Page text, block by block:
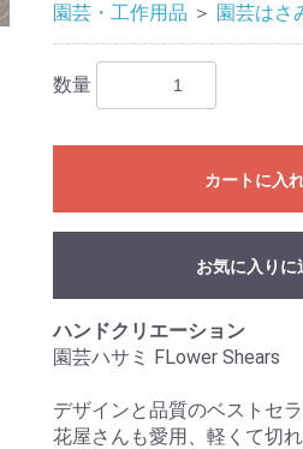
園芸・工作用品 ＞ 園芸はさ
数量
カートに入
お気に入りに
ハンドクリエーション
園芸ハサミ FLower Shears
デザインと品質のベストセ
花屋さんも愛用、軽くて切れ